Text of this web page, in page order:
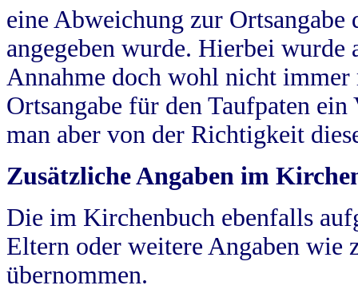
eine Abweichung zur
angegeben wurde. Hierbei wurde
Annahme doch wohl nicht
Ortsangabe für den Taufpaten
man aber von der Richtigkeit
Zusätzliche Angaben im
Die im Kirchenbuch ebenfalls
Eltern oder weitere Angaben wie
übernommen.